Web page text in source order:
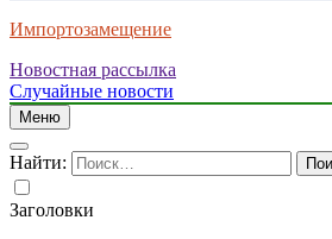
Импортозамещение
Новостная рассылка
Случайные новости
Меню
Найти:
Заголовки